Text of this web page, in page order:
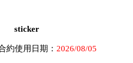
sticker
約使用日期： 2026/08/05